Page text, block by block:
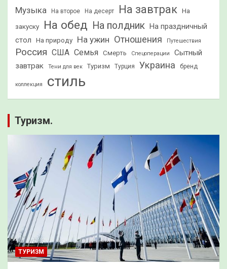
Музыка На второе На десерт На завтрак На
закуску На обед На полдник На праздничный
стол
На природу На ужин Отношения Путешествия
Россия США Семья Смерть Спецоперации
Сытный
завтрак
Тени для век Туризм Турция Украина бренд
коллекция стиль
Туризм.
ТУРИЗМ